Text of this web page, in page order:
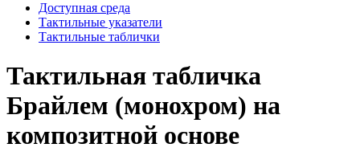
Доступная среда
Тактильные указатели
Тактильные таблички
Тактильная табличка
Брайлем (монохром) на
композитной основе